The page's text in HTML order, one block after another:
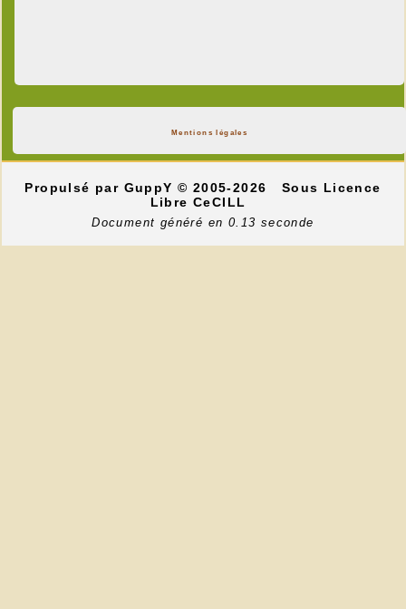
Mentions légales
Propulsé par GuppY© 2005-2026
Sous Licence
Libre CeCILL
Document généré en 0.13 seconde